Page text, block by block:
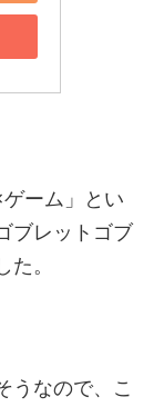
ーム」とい
ブレットゴブ
。
うなので、こ